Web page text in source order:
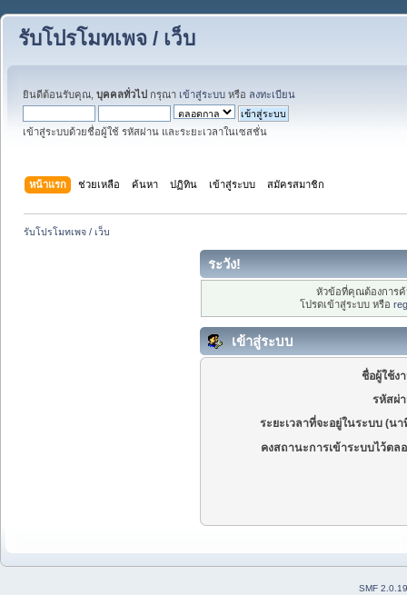
รับโปรโมทเพจ / เว็บ
ยินดีต้อนรับคุณ, บุคคลทั่วไป กรุณา เข้าสู่ระบบ หรือ ลงทะเบียน
เข้าสู่ระบบด้วยชื่อผู้ใช้ รหัสผ่าน และระยะเวลาในเซสชั่น
หน้าแรก ช่วยเหลือ ค้นหา ปฏิทิน เข้าสู่ระบบ สมัครสมาชิก
รับโปรโมทเพจ / เว็บ
ระวัง!
หัวข้อที่คุณต้องการ
โปรดเข้าสู่ระบบ หรือ
เข้าสู่ระบบ
ชื่อผู้ใช้ง
รหัสผ่
ระยะเวลาที่จะอยู่ในระบบ (นา
คงสถานะการเข้าระบบไว้ตล
SMF 2.0.19